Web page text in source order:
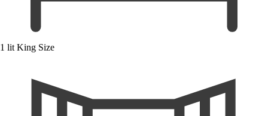
1 lit King Size